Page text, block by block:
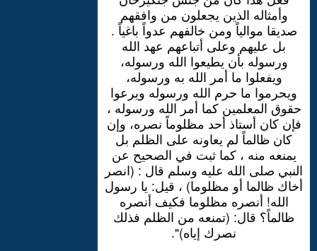
وأمثاله الذين يجعلون من وافقهم
صديقا موالياً ومن خالفهم عدواً باغياً .
بل عليهم وعلى أتباعهم عهد الله
ورسوله بأن يطيعوا الله ورسوله،
ويفعلوا ما أمر الله به ورسوله،
ويحرموا ما حرم الله ورسوله ويرعوا
حقوق المعلمين كما أمر الله ورسوله ،
فإن كان أستاذ أحد مظلوماً نصره، وإن
كان ظالماً لم يعاونه على الظلم بل
يمنعه منه ، كما ثبت في الصحيح عن
النبي صلى الله عليه وسلم قال : (انصر
أخاك ظالما أو مظلوما) ، قيل: يا رسول
الله! أنصره مظلوما فكيف أنصره
ظالماً؟ قال: (تمنعه من الظلم فذلك
نصرك إياه)".